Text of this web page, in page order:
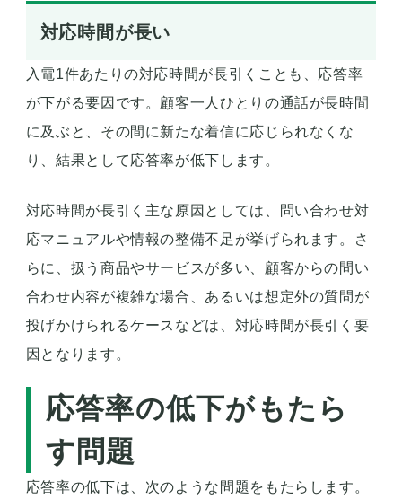
対応時間が長い
入電1件あたりの対応時間が長引くことも、応答率
が下がる要因です。顧客一人ひとりの通話が長時間
に及ぶと、その間に新たな着信に応じられなくな
り、結果として応答率が低下します。
対応時間が長引く主な原因としては、問い合わせ対
応マニュアルや情報の整備不足が挙げられます。さ
らに、扱う商品やサービスが多い、顧客からの問い
合わせ内容が複雑な場合、あるいは想定外の質問が
投げかけられるケースなどは、対応時間が長引く要
因となります。
応答率の低下がもたら
す問題
応答率の低下は、次のような問題をもたらします。